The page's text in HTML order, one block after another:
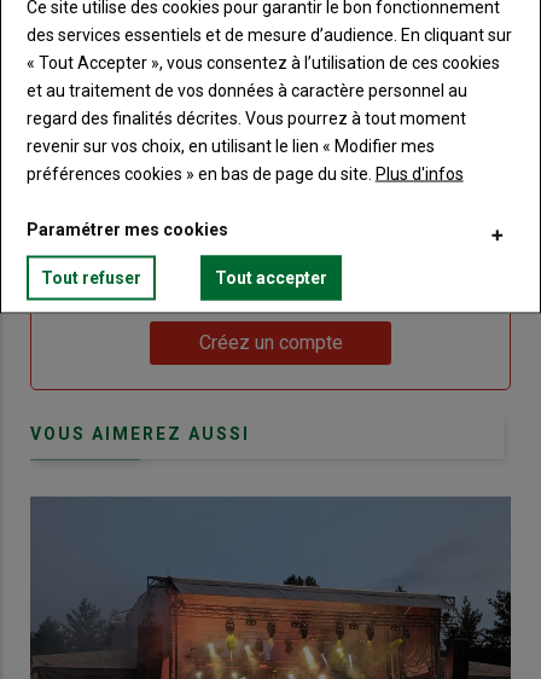
compte"
mot
de
passe"
"Je
me
connecte"
Je me connecte
Sous-
titre
Vous n'êtes pas abonné(e)
TITRE CRÉEZ UN COMPTE
BodyChoisissez votre formule et créez votre
compte pour accéder à tout Terre de
Touraine.
Créez un compte
VOUS AIMEREZ AUSSI
Ce site utilise des cookies pour garantir le bon fonctionnement
des services essentiels et de mesure d’audience. En cliquant sur
« Tout Accepter », vous consentez à l’utilisation de ces cookies
et au traitement de vos données à caractère personnel au
regard des finalités décrites. Vous pourrez à tout moment
revenir sur vos choix, en utilisant le lien « Modifier mes
préférences cookies » en bas de page du site. Plus d'infos
Paramétrer mes cookies
Tout refuser Tout accepter